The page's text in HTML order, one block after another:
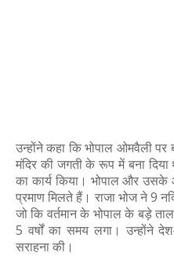
उन्होंने कहा कि भोपाल ओमवैली
मंदिर की जगती के रूप में बना
का कार्य किया। भोपाल और
प्रमाण मिलते हैं। राजा भोज ने 9
जो कि वर्तमान के भोपाल के बड़े
5 वर्षों का समय लगा। उन्होंने
सराहना की।